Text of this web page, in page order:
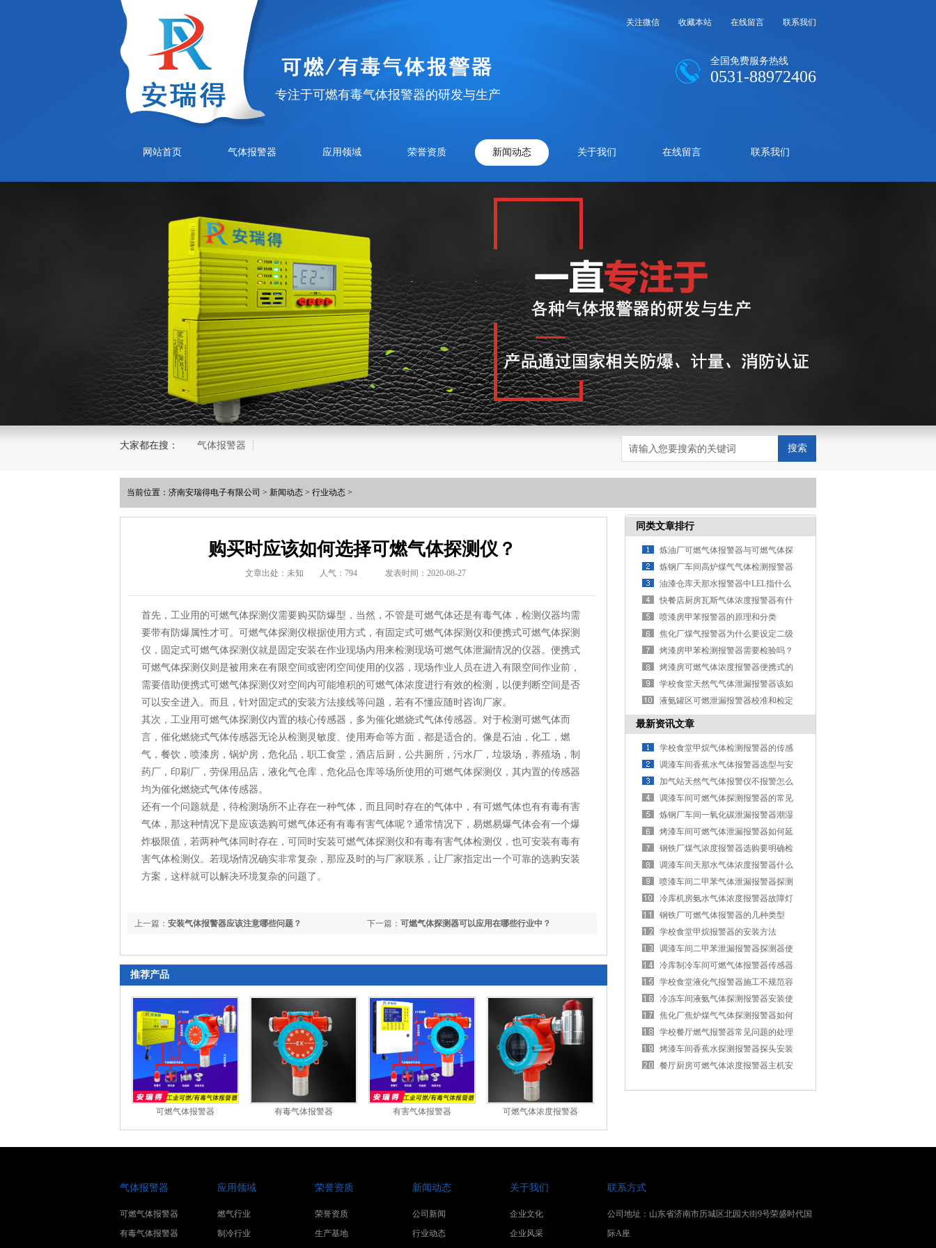
专注于可燃有毒气体报警器的研发与生产
关注微信 收藏本站 在线留言 联系我们
全国免费服务热线
0531-88972406
网站首页 气体报警器 应用领域 荣誉资质 新闻动态 关于我们 在线留言 联系我们
大家都在搜： 气体报警器 搜索
当前位置： 济南安瑞得电子有限公司 > 新闻动态 > 行业动态 >
购买时应该如何选择可燃气体探测仪？
文章出处：未知 人气： 794 发表时间：2020-08-27
首先，工业用的可燃气体探测仪需要购买防爆型，当然，不管是可燃气体还是有毒气体，检测仪器均需
要带有防爆属性才可。可燃气体探测仪根据使用方式，有固定式可燃气体探测仪和便携式可燃气体探测
仪，固定式可燃气体探测仪就是固定安装在作业现场内用来检测现场可燃气体泄漏情况的仪器。便携式
可燃气体探测仪则是被用来在有限空间或密闭空间使用的仪器，现场作业人员在进入有限空间作业前，
需要借助便携式可燃气体探测仪对空间内可能堆积的可燃气体浓度进行有效的检测，以便判断空间是否
可以安全进入。而且，针对固定式的安装方法接线等问题，若有不懂应随时咨询厂家。
其次，工业用可燃气体探测仪内置的核心传感器，多为催化燃烧式气体传感器。对于检测可燃气体而
言，催化燃烧式气体传感器无论从检测灵敏度、使用寿命等方面，都是适合的。像是石油，化工，燃
气，餐饮，喷漆房，锅炉房，危化品，职工食堂，酒店后厨，公共厕所，污水厂，垃圾场，养殖场，制
药厂，印刷厂，劳保用品店，液化气仓库，危化品仓库等场所使用的可燃气体探测仪，其内置的传感器
均为催化燃烧式气体传感器。
还有一个问题就是，待检测场所不止存在一种气体，而且同时存在的气体中，有可燃气体也有有毒有害
气体，那这种情况下是应该选购可燃气体还有有毒有害气体呢？通常情况下，易燃易爆气体会有一个爆
炸极限值，若两种气体同时存在，可同时安装可燃气体探测仪和有毒有害气体检测仪，也可安装有毒有
害气体检测仪。若现场情况确实非常复杂，那应及时的与厂家联系，让厂家指定出一个可靠的选购安装
方案，这样就可以解决环境复杂的问题了。
下一篇： 可燃气体探测器可以应用在哪些行业中？
上一篇： 安装气体报警器应该注意哪些问题？
推荐产品
可燃气体报警器 有毒气体报警器 有害气体报警器 可燃气体浓度报警器
同类文章排行
炼油厂可燃气体报警器与可燃气体探
测器的区别
炼钢厂车间高炉煤气气体检测报警器
安装环境特点
油漆仓库天那水报警器中LEL指什么
快餐店厨房瓦斯气体浓度报警器有什
么作用
喷漆房甲苯报警器的原理和分类
焦化厂煤气报警器为什么要设定二级
报警呢
烤漆房甲苯检测报警器需要检验吗？
烤漆房可燃气体浓度报警器便携式的
保养注意事项
学校食堂天然气气体泄漏报警器该如
何标定
液氨罐区可燃泄漏报警器校准和检定
知识
最新资讯文章
学校食堂甲烷气体检测报警器的传感
器按照检测原理分类
调漆车间香蕉水气体报警器选型与安
装的注意事项
加气站天然气气体报警仪不报警怎么
回事？
调漆车间可燃气体探测报警器的常见
影响因素
炼钢厂车间一氧化碳泄漏报警器潮湿
环境有什么影响？
烤漆车间可燃气体泄漏报警器如何延
长寿命？
钢铁厂煤气浓度报警器选购要明确检
测目的
调漆车间天那水气体浓度报警器什么
原因会导致故障
喷漆车间二甲苯气体泄漏报警器探测
器的五大错误观念
冷库机房氨水气体浓度报警器故障灯
一直响怎么办？
钢铁厂可燃气体报警器的几种类型
学校食堂甲烷报警器的安装方法
调漆车间二甲苯泄漏报警器探测器使
用中的小常识
冷库制冷车间可燃气体报警器传感器
种类有哪些？
学校食堂液化气报警器施工不规范容
易出现故障
冷冻车间液氨气体探测报警器安装使
用范围
焦化厂焦炉煤气气体探测报警器如何
减少发生故障
学校餐厅燃气报警器常见问题的处理
方法
烤漆车间香蕉水探测报警器探头安装
说明
餐厅厨房可燃气体浓度报警器主机安
气体报警器
可燃气体报警器
有毒气体报警器
应用领域
燃气行业
制冷行业
荣誉资质
荣誉资质
生产基地
新闻动态
公司新闻
行业动态
关于我们
企业文化
企业风采
联系方式
公司地址：山东省济南市历城区北园大街9号荣盛时代国
际A座